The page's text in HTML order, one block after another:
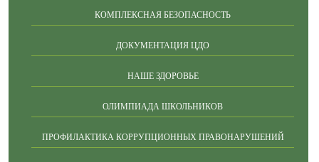
КОМПЛЕКСНАЯ БЕЗОПАСНОСТЬ
ДОКУМЕНТАЦИЯ ЦДО
НАШЕ ЗДОРОВЬЕ
ОЛИМПИАДА ШКОЛЬНИКОВ
ПРОФИЛАКТИКА КОРРУПЦИОННЫХ ПРАВОНАРУШЕНИЙ